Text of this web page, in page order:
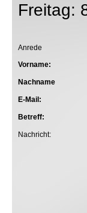
Freitag:
Anrede
Vorname:
Nachname
E-Mail:
Betreff:
Nachricht: